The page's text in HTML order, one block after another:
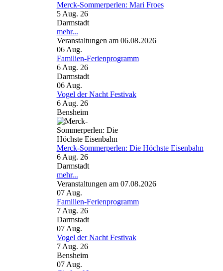
Merck-Sommerperlen: Mari Froes
5 Aug. 26
Darmstadt
mehr...
Veranstaltungen am 06.08.2026
06 Aug.
Familien-Ferienprogramm
6 Aug. 26
Darmstadt
06 Aug.
Vogel der Nacht Festivak
6 Aug. 26
Bensheim
Merck-Sommerperlen: Die Höchste Eisenbahn
6 Aug. 26
Darmstadt
mehr...
Veranstaltungen am 07.08.2026
07 Aug.
Familien-Ferienprogramm
7 Aug. 26
Darmstadt
07 Aug.
Vogel der Nacht Festivak
7 Aug. 26
Bensheim
07 Aug.